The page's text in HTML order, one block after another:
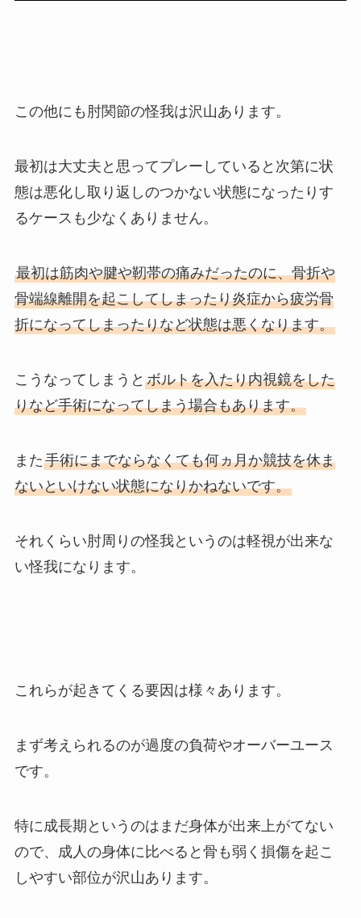
この他にも肘関節の怪我は沢山あります。
最初は大丈夫と思ってプレーしていると次第に状
態は悪化し取り返しのつかない状態になったりす
るケースも少なくありません。
最初は筋肉や腱や靭帯の痛みだったのに、骨折や
骨端線離開を起こしてしまったり炎症から疲労骨
折になってしまったりなど状態は悪くなります。
こうなってしまうと ボルトを入たり内視鏡をした
りなど手術になってしまう場合もあります。
また手術にまでならなくても何ヵ月か競技を休ま
ないといけない状態になりかねないです。
それくらい肘周りの怪我というのは軽視が出来な
い怪我になります。
これらが起きてくる要因は様々あります。
まず考えられるのが過度の負荷やオーバーユース
です。
特に成長期というのはまだ身体が出来上がてない
ので、成人の身体に比べると骨も弱く損傷を起こ
しやすい部位が沢山あります。